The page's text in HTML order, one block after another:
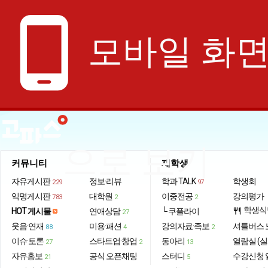
phone_android 모바일 화
으로 보기
커뮤니티
자유게시판 229
익명게시판 783
HOT 게시물
웃음·연재 88
이슈·토론 27
자유홍보 21
정보·리뷰
대학원 2
연애상담 27
미용·패션 4
스타트업·창업 2
공식 오픈채팅
재학생
학과 TALK 97
이중전공 2
└ 쿠플라이
강의자료·족보 2
동아리 13
스터디 5
학생회
강의평가
restaurant 학생
셔틀버스
열람실 (
수강신청